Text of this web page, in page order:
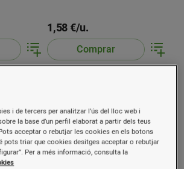
1,58 €/u.
Comprar
i de tercers per analitzar l’ús del lloc web i
la base d’un perfil elaborat a partir dels teus
acceptar o rebutjar les cookies en els botons
pots triar que cookies desitges acceptar o rebutjar
Per a més informació, consulta la